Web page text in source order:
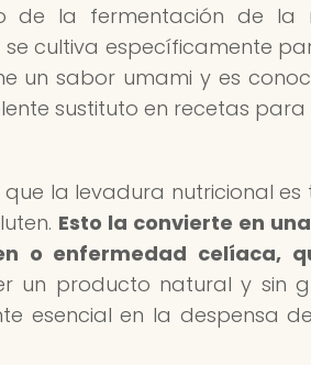
de la fermentación de
cultiva específicamente
un sabor umami y es
sustituto en recetas
la levadura nutricional
Esto la convierte en
o enfermedad celíaca,
un producto natural y sin
esencial en la despensa